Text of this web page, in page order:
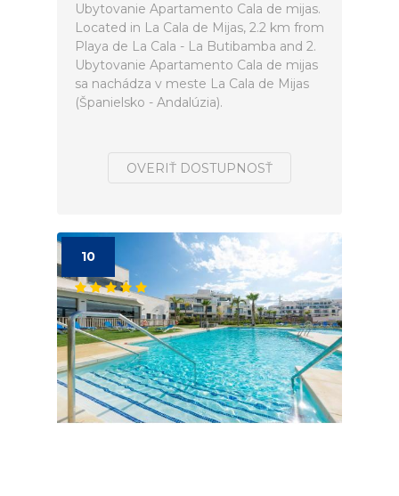
Ubytovanie Apartamento Cala de mijas.
Located in La Cala de Mijas, 2.2 km from
Playa de La Cala - La Butibamba and 2.
Ubytovanie Apartamento Cala de mijas
sa nachádza v meste La Cala de Mijas
(Španielsko - Andalúzia).
OVERIŤ DOSTUPNOSŤ
10